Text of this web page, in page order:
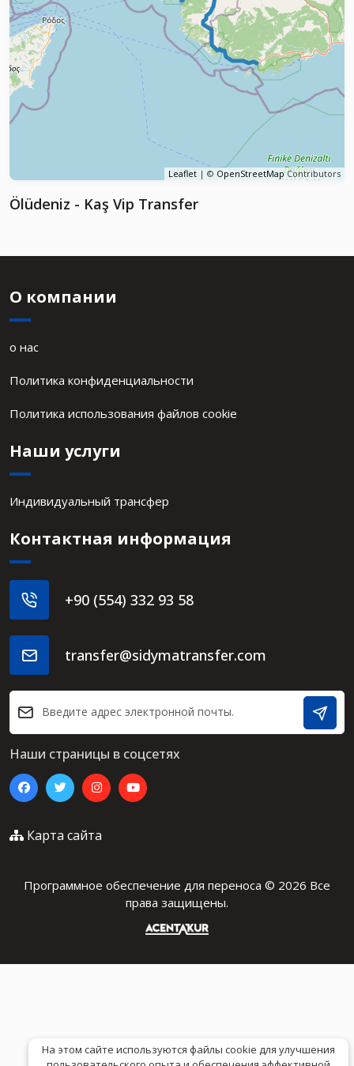
Leaflet | © OpenStreetMapContributors
Ölüdeniz - Kaş Vip Transfer
О компании
о нас
Политика конфиденциальности
Политика использования файлов cookie
Наши услуги
Индивидуальный трансфер
Контактная информация
+90 (554) 332 93 58
transfer@sidymatransfer.com
Наши страницы в соцсетях
Карта сайта
Программное обеспечение для переноса © 2026 Все
права защищены.
На этом сайте используются файлы cookie для улучшения